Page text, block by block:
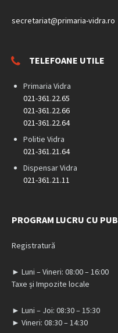
secretariat@primaria-vidra.ro
TELEFOANE UTILE
Primaria Vidra
021-361.22.65
021-361.22.66
021-361.22.64
Politie Vidra
021-361.21.64
Dispensar Vidra
021-361.21.11
PROGRAM LUCRU CU
Registratură
► Luni – Vineri: 08:00 – 16:00
Taxe și Impozite locale
► Luni – Joi: 08:30 – 15:30
► Vineri: 08:30 – 14:30